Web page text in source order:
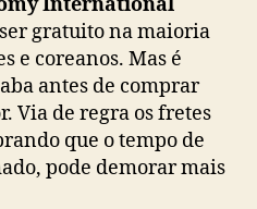
gratuito na maioria
e coreanos. Mas é
antes de comprar
Via de regra os fretes
que o tempo de
pode demorar mais